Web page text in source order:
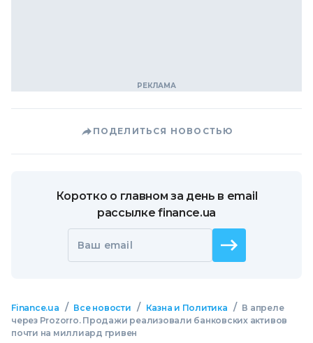
ПОДЕЛИТЬСЯ НОВОСТЬЮ
Коротко о главном за день в email
рассылке finance.ua
Ваш email
Finance.ua / Все новости / Казна и Политика / В апреле
через Prozorro. Продажи реализовали банковских активов
почти на миллиард гривен